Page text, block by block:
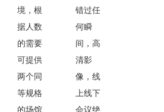
境，根
据人数
的需要
可提供
两个同
等规格
的场馆
错过任
何瞬
间，高
清影
像，线
上线下
会议绝